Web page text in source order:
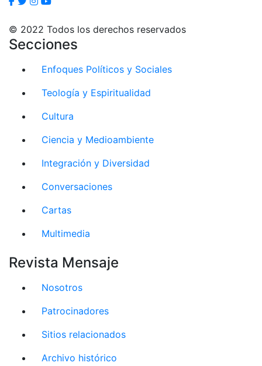
© 2022 Todos los derechos reservados
Secciones
Enfoques Políticos y Sociales
Teología y Espiritualidad
Cultura
Ciencia y Medioambiente
Integración y Diversidad
Conversaciones
Cartas
Multimedia
Revista Mensaje
Nosotros
Patrocinadores
Sitios relacionados
Archivo histórico